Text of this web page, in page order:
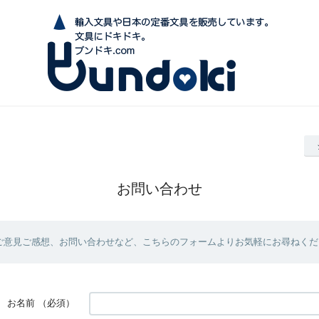
お問い合わせ
見ご感想、お問い合わせなど、こちらのフォームよりお気軽にお尋ねくだ
お名前 （必須）